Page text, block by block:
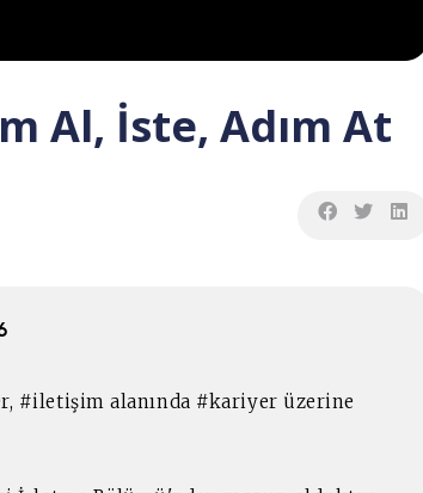
Al, İste, Adım At
#iletişim alanında #kariyer üzerine